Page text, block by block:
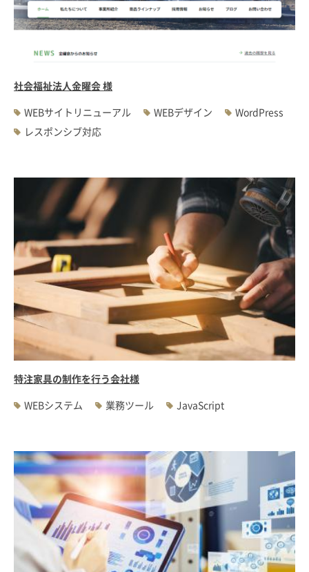
社会福祉法人金曜会 様
WEBサイトリニューアル
WEBデザイン
WordPress
レスポンシブ対応
特注家具の制作を行う会社様
WEBシステム
業務ツール JavaScript